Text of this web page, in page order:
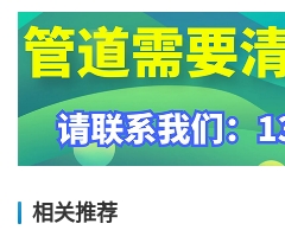
相关推荐